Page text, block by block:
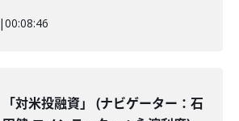
|00:08:46
「対米投融資」 (ナビゲーター：石